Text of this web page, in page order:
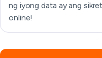
ng iyong data ay ang
online!